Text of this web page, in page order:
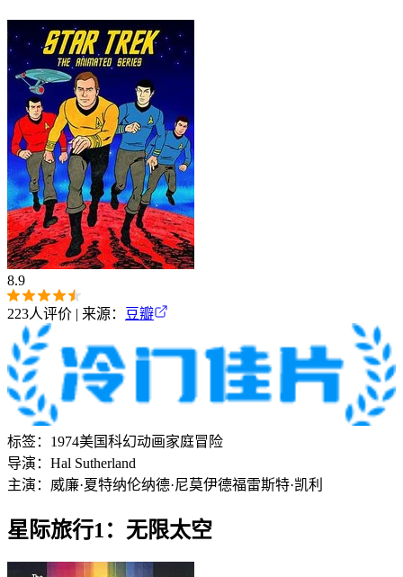
8.9
223人评价 | 来源： 豆瓣
标签： 1974美国科幻动画家庭冒险
导演： Hal Sutherland
主演： 威廉·夏特纳伦纳德·尼莫伊德福雷斯特·凯利
星际旅行1：无限太空